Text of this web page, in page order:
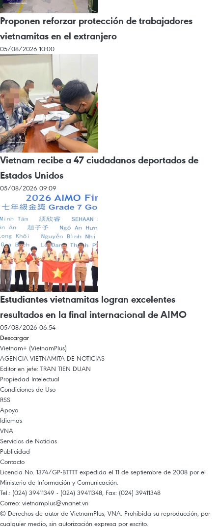
Proponen reforzar protección de trabajadores
vietnamitas en el extranjero
05/08/2026 10:00
Vietnam recibe a 47 ciudadanos deportados de
Estados Unidos
05/08/2026 09:09
Estudiantes vietnamitas logran excelentes
resultados en la final internacional de AIMO
05/08/2026 06:54
Descargar
Vietnam+ (VietnamPlus)
AGENCIA VIETNAMITA DE NOTICIAS
Editor en jefe: TRAN TIEN DUAN
Propiedad Intelectual
Condiciones de Uso
RSS
Apoyo
Idiomas
VNA
Servicios de Noticias
Publicidad
Contacto
Licencia No. 1374/GP-BTTTT expedida el 11 de septiembre de 2008 por el
Ministerio de Información y Comunicación.
Tel.: (024) 39411349 - (024) 39411348, Fax: (024) 39411348
Correo: vietnamplus@vnanet.vn
© Derechos de autor de VietnamPlus, VNA. Prohibida su reproducción, por
cualquier medio, sin autorización expresa por escrito.